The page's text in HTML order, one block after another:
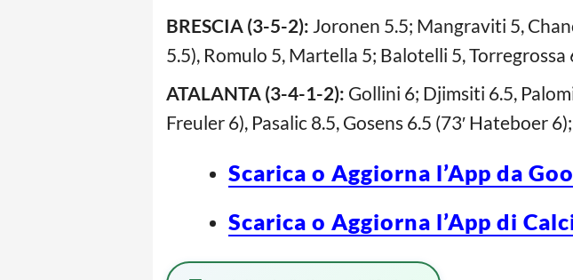
BRESCIA (3-5-2): Joronen 5.5; Mangraviti 5,
5.5), Romulo 5, Martella 5; Balotelli 5, Torregrossa
ATALANTA (3-4-1-2): Gollini 6; Djimsiti 6.5,
Freuler 6), Pasalic 8.5, Gosens 6.5 (73′ Hateboer
Scarica o Aggiorna l’App da
Scarica o Aggiorna l’App di